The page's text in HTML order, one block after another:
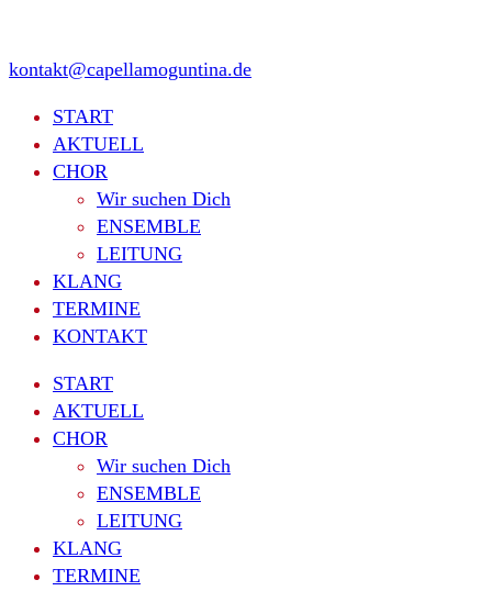
kontakt@capellamoguntina.de
START
AKTUELL
CHOR
Wir suchen Dich
ENSEMBLE
LEITUNG
KLANG
TERMINE
KONTAKT
START
AKTUELL
CHOR
Wir suchen Dich
ENSEMBLE
LEITUNG
KLANG
TERMINE